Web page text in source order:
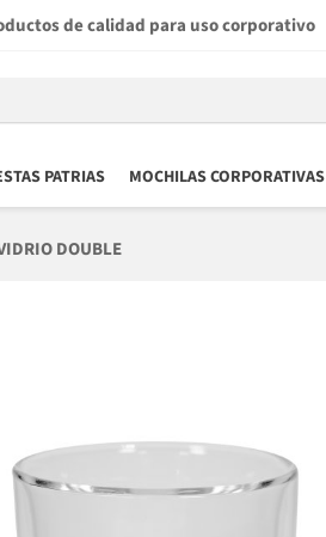
incluida para compras con respaldo
PATRIAS MOCHILAS CORPORATIVAS
DOUBLE